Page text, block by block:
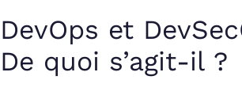
DevOps et
De quoi s’agit-il ?